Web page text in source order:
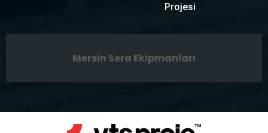
Mersin Sera Ekipmanları
Projesi